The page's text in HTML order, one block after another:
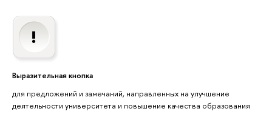
Выразительная кнопка
для предложений и замечаний, направленных на улучшение
деятельности университета и повышение качества образования